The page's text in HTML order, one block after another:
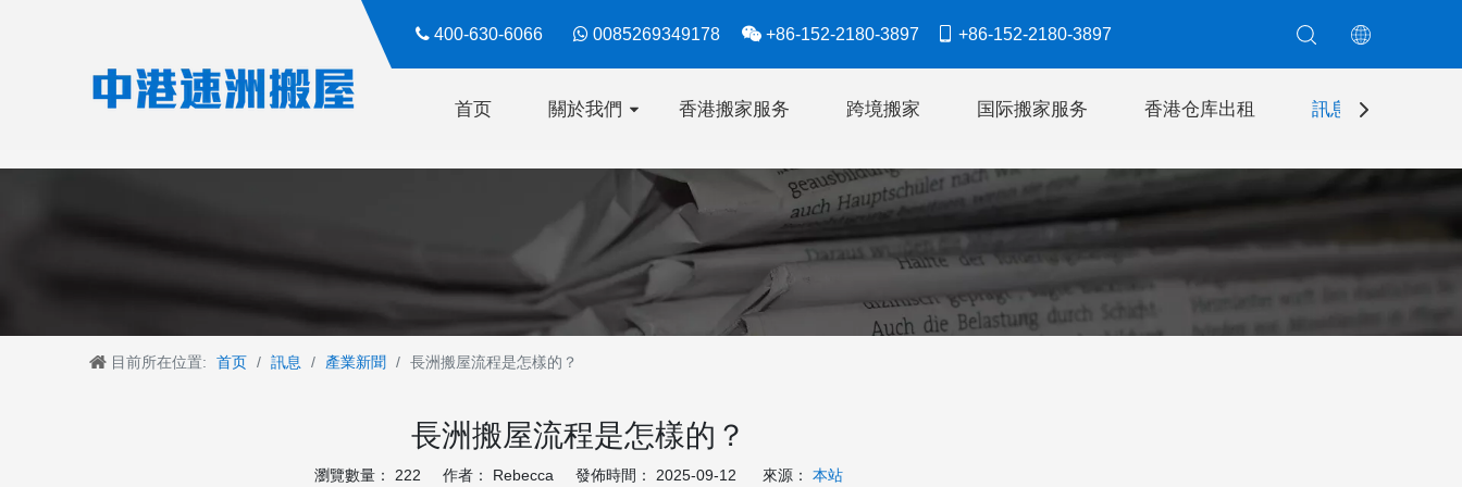
 400-630-6066  0085269349178  +86-152-2180-3897  +86-152-2180-3897​​​​​​​
首页 關於我們 香港搬家服务 跨境搬家 国际搬家服务 香港仓库出租 訊息
目前所在位置: 首页 / 訊息 / 產業新聞 / 長洲搬屋流程是怎樣的？
長洲搬屋流程是怎樣的？
瀏覽數量： 222 作者： Rebecca 發佈時間： 2025-09-12 來源： 本站